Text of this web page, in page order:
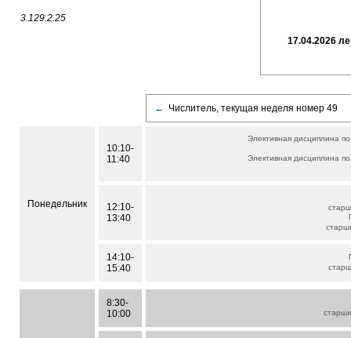
3.129.2.25
17.04.2026
← Числитель, текущая неделя номер 49
Понедельник
10:10-
11:40
Элективная дисциплина
Элективная дисциплина
12:10-
13:40
14:10-
15:40
8:30-
10:00